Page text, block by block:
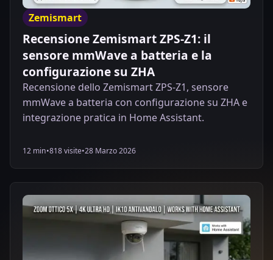
Zemismart
Recensione Zemismart ZPS-Z1: il
sensore mmWave a batteria e la
configurazione su ZHA
Recensione dello Zemismart ZPS-Z1, sensore
mmWave a batteria con configurazione su ZHA e
integrazione pratica in Home Assistant.
12 min•818 visite•28 Marzo 2026